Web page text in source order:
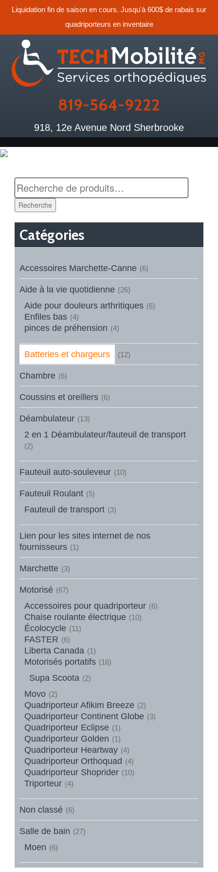
Liquidation fin de saison en cours. Jusqu'à 600$ de rabais sur
quadriporteurs en inventaire
819-564-9222
918, 12e Avenue Nord Sherbrooke
Recherche
Catégories
Accessoires Marchette-Canne (6)
Aide à la vie quotidienne (26)
Aide pour douleurs arthritiques (6)
Enfiles bas (4)
pinces de préhension (4)
Batteries et chargeurs (12)
Chambre (6)
Coussins et oreillers (6)
Déambulateur (13)
2 en 1 Déambulateur/fauteuil de transport
(2)
Fauteuil auto-souleveur (10)
Fauteuil Roulant (5)
Fauteuil de transport (3)
Lien pour les sites internet de nos
fournisseurs (1)
Marchette (3)
Motorisé (67)
Accessoires pour quadriporteur (6)
Chaise roulante électrique (10)
Écolocycle (11)
FASTER (6)
Liberta Canada (1)
Motorisés portatifs (16)
Supa Scoota (2)
Movo (2)
Quadriporteur Afikim Breeze (2)
Quadriporteur Continent Globe (3)
Quadriporteur Eclipse (1)
Quadriporteur Golden (1)
Quadriporteur Heartway (4)
Quadriporteur Orthoquad (4)
Quadriporteur Shoprider (10)
Triporteur (4)
Non classé (6)
Salle de bain (27)
Moen (6)